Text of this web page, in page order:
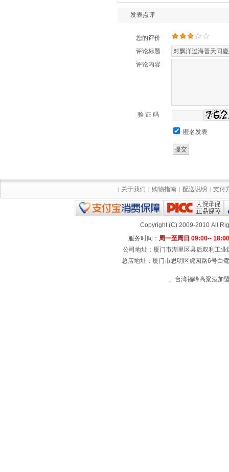
发表点评
您的评价
评论标题
评论内容
验 证 码
匿名发表
| 关于我们 | 购物指南 | 配送说明 | 支付
Copyright (C) 2009-2010 All
服务时间： 周一至周日 09:00-- 18:00
公司地址：厦门市湖里区县后双利工
总店地址：厦门市思明区虎园路6号白
、台湾福峰高粱酒加